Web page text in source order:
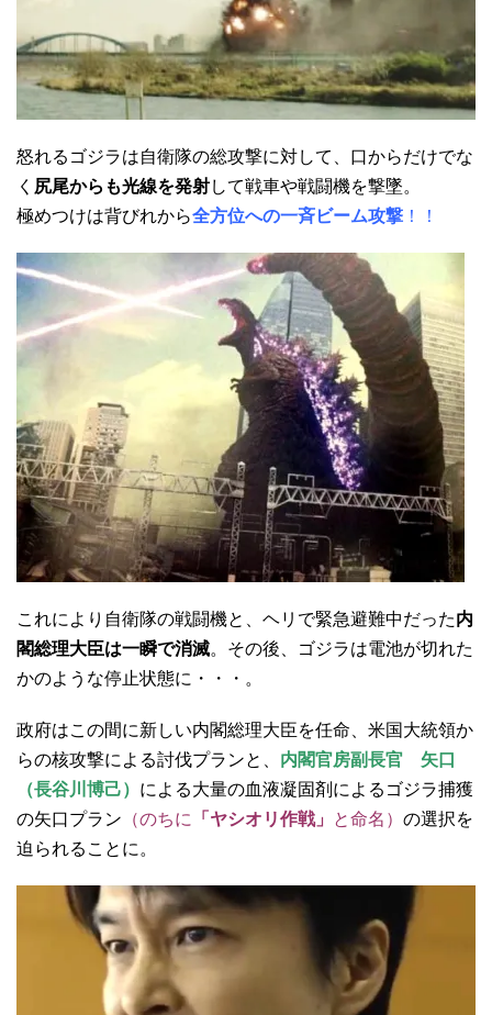
怒れるゴジラは自衛隊の総攻撃に対して、口からだけでな
く 尻尾からも光線を発射して戦車や戦闘機を撃墜。
極めつけは背びれから全方位への一斉ビーム攻撃 ！！
これにより自衛隊の戦闘機と、ヘリで緊急避難中だった内
閣総理大臣は一瞬で消滅。その後、ゴジラは電池が切れた
かのような停止状態に・・・。
政府はこの間に新しい内閣総理大臣を任命、米国大統領か
らの核攻撃による討伐プランと、 内閣官房副長官 矢口
（長谷川博己） による大量の血液凝固剤によるゴジラ捕獲
の矢口プラン （のちに 「ヤシオリ作戦」 と命名） の選択を
迫られることに。